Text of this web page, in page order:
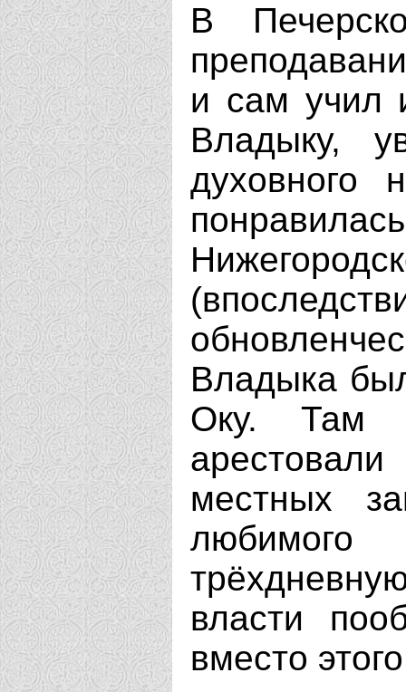
В
и сам учил
Владыку,
духовного
Владыка
Оку. Там
местных
любимого
власти
вместо